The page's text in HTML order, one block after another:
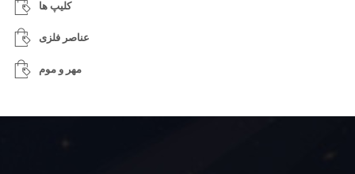
کلیپ ها
عناصر فلزی
مهر و موم